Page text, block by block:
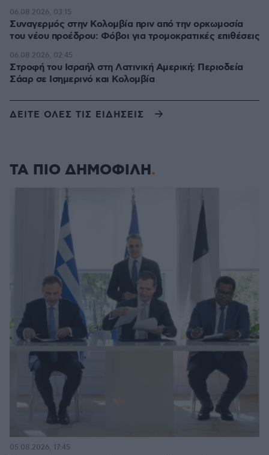
Συναγερμός στην Κολομβία πριν από την ορκωμοσία
του νέου προέδρου: Φόβοι για τρομοκρατικές επιθέσεις
06.08.2026, 03:15
Στροφή του Ισραήλ στη Λατινική Αμερική: Περιοδεία
Σάαρ σε Ισημερινό και Κολομβία
06.08.2026, 02:45
ΔΕΙΤΕ ΟΛΕΣ ΤΙΣ ΕΙΔΗΣΕΙΣ
ΤΑ ΠΙΟ ΔΗΜΟΦΙΛΗ
05.08.2026, 17:45